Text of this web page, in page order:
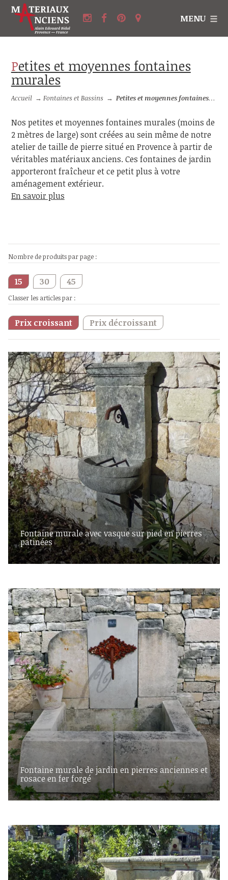
MENU
Petites et moyennes fontaines
murales
Accueil → Fontaines et Bassins → Petites et moyennes fontaines murales
Nos petites et moyennes fontaines murales (moins de
2 mètres de large) sont créées au sein même de notre
atelier de taille de pierre situé en Provence à partir de
véritables matériaux anciens. Ces fontaines de jardin
apporteront fraîcheur et ce petit plus à votre
aménagement extérieur.
En savoir plus
Nombre de produits par page :
15 30 45
Classer les articles par :
Prix croissant Prix décroissant
Fontaine murale avec vasque sur pied en pierres
patinées
Fontaine murale de jardin en pierres anciennes et
rosace en fer forgé